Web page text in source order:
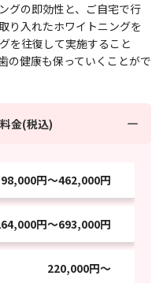
グの即効性と、ご自宅で行
り入れたホワイトニングを
を往復して実施すること
の健康も保っていくことがで
金(税込)
円〜462,000円
円～693,000円
220,000円～